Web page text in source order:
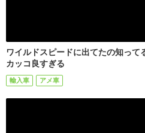
ワイルドスピードに出てたの知っ
カッコ良すぎる
輸入車 アメ車